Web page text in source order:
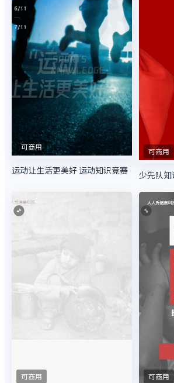
可商用
运动让生活更美好 运动知识竞赛
可商用
可商用 可商用